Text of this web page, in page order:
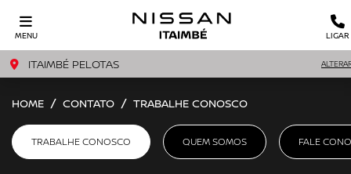
MENU LIGAR
ITAIMBÉ PELOTAS
HOME CONTATO TRABALHE CONOSCO
QUEM SOMOS FALE
TRABALHE CONOSCO